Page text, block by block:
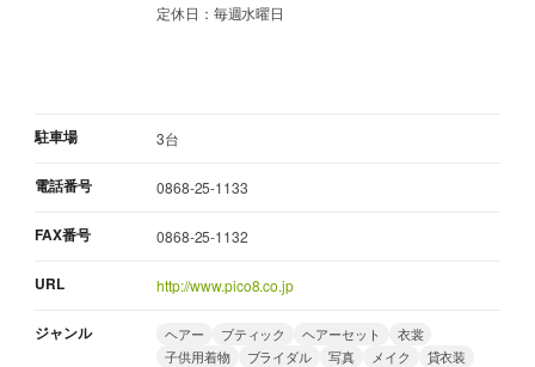
定休日：毎週水曜日
駐車場 3台
電話番号 0868-25-1133
FAX番号 0868-25-1132
URL http://www.pico8.co.jp
ジャンル ヘアー ブティック ヘアーセット
衣裳
子供用着物
ブライダル 写真 メイク
貸衣装